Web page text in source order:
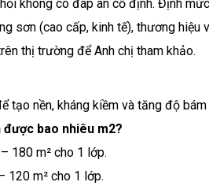
không có đáp án cố định. Định
sơn (cao cấp, kinh tế), thương hiệu
thị trường để Anh chị tham khảo.
nền, kháng kiềm và tăng độ
bao nhiêu m2?
180 m² cho 1 lớp.
120 m² cho 1 lớp.